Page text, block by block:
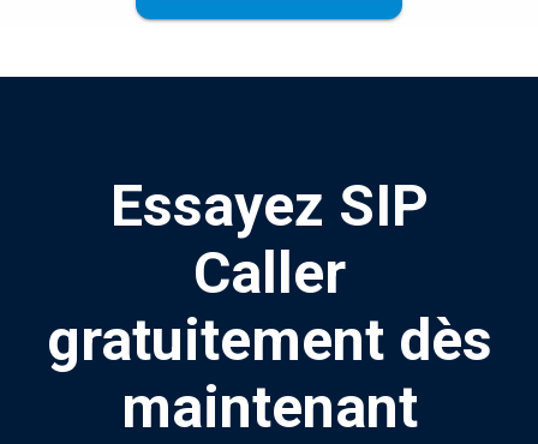
Essayez SIP
Caller
gratuitement dès
maintenant